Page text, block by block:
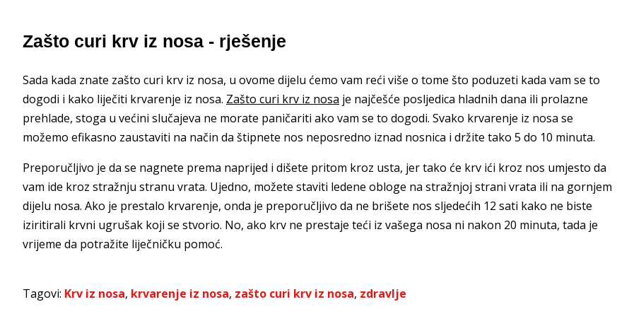
Zašto curi krv iz nosa - rješenje
Sada kada znate zašto curi krv iz nosa, u ovome dijelu ćemo vam reći više o tome što poduzeti kada vam se to
dogodi i kako liječiti krvarenje iz nosa. Zašto curi krv iz nosa je najčešće posljedica hladnih dana ili prolazne
prehlade, stoga u većini slučajeva ne morate paničariti ako vam se to dogodi. Svako krvarenje iz nosa se
možemo efikasno zaustaviti na način da štipnete nos neposredno iznad nosnica i držite tako 5 do 10 minuta.
Preporučljivo je da se nagnete prema naprijed i dišete pritom kroz usta, jer tako će krv ići kroz nos umjesto da
vam ide kroz stražnju stranu vrata. Ujedno, možete staviti ledene obloge na stražnjoj strani vrata ili na gornjem
dijelu nosa. Ako je prestalo krvarenje, onda je preporučljivo da ne brišete nos sljedećih 12 sati kako ne biste
iziritirali krvni ugrušak koji se stvorio. No, ako krv ne prestaje teći iz vašega nosa ni nakon 20 minuta, tada je
vrijeme da potražite liječničku pomoć.
Tagovi: Krv iz nosa, krvarenje iz nosa, zašto curi krv iz nosa, zdravlje